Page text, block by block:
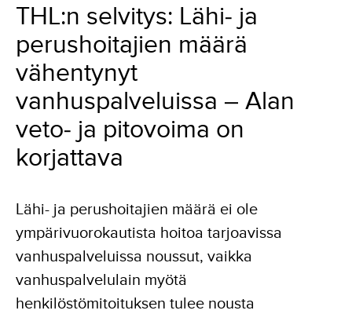
vanhuspalveluissa
– Alan veto- ja
pitovoima on
korjattava
THL:n selvitys: Lähi- ja
perushoitajien määrä
vähentynyt
vanhuspalveluissa – Alan
veto- ja pitovoima on
korjattava
Lähi- ja perushoitajien määrä ei ole
ympärivuorokautista hoitoa tarjoavissa
vanhuspalveluissa noussut, vaikka
vanhuspalvelulain myötä
henkilöstömitoituksen tulee nousta